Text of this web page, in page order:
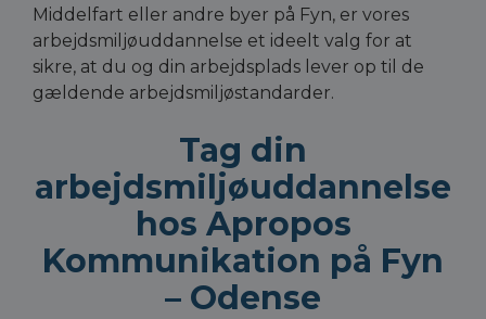
Middelfart eller andre byer på Fyn, er vores
arbejdsmiljøuddannelse et ideelt valg for at
sikre, at du og din arbejdsplads lever op til de
gældende arbejdsmiljøstandarder.
Tag din
arbejdsmiljøuddannelse
hos Apropos
Kommunikation på Fyn
– Odense